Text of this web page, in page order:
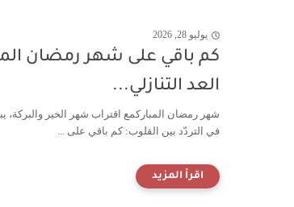
يوليو 28, 2026
العد التنازلي...
شهر رمضان المباركمع اقتراب شهر الخير والبركة،
في التردّد بين القلوب: كم باقي على ...